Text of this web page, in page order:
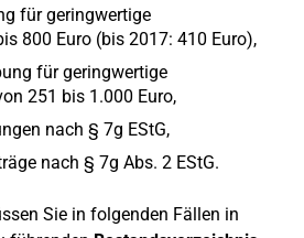
für geringwertige
800 Euro (bis 2017: 410 Euro),
für geringwertige
251 bis 1.000 Euro,
nach § 7g EStG,
nach § 7g Abs. 2 EStG.
Sie in folgenden Fällen in